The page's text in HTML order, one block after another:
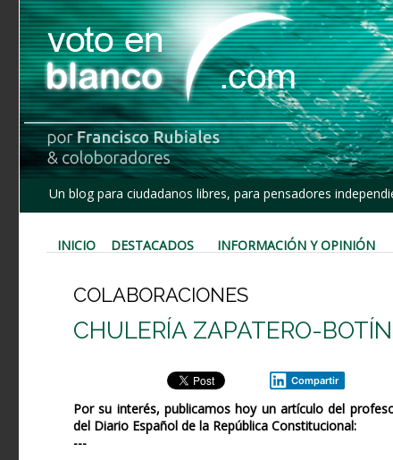
Un blog para ciudadanos libres, para pensadores
INICIO DESTACADOS INFORMACIÓN Y OPINIÓN
COLABORACIONES
CHULERÍA ZAPATERO-BOTÍN
Compartir
Por su interés, publicamos hoy un artículo del
del Diario Español de la República Constitucional:
---